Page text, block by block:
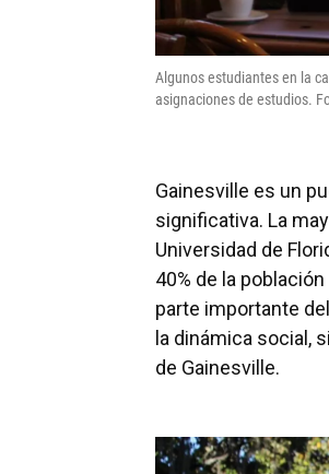
Algunos estudiantes en la
asignaciones de estudios.
Gainesville es un
significativa. La
Universidad de
40% de la
parte importante
la dinámica social,
de Gainesville.